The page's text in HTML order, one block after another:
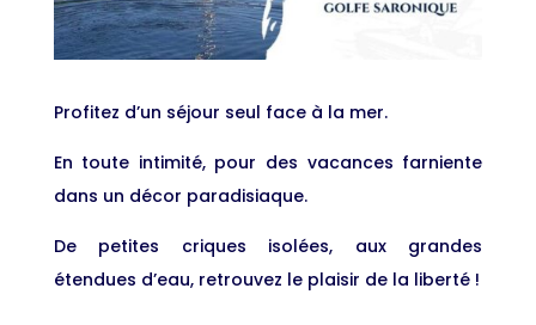
Profitez d’un séjour seul face à la mer.
En toute intimité, pour des vacances farniente
dans un décor paradisiaque.
De petites criques isolées, aux grandes
étendues d’eau, retrouvez le plaisir de la liberté !